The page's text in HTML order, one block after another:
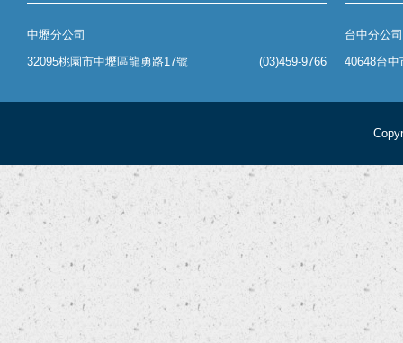
中壢分公司
(03)459-9766
32095桃園市中壢區龍勇路17號
台中分公司
40648台